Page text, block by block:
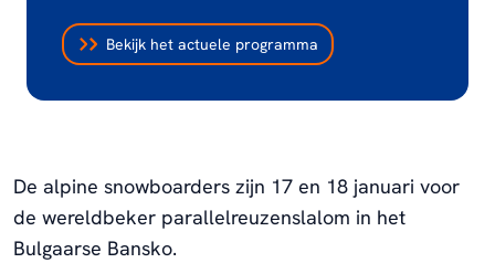
Bekijk het actuele programma
De alpine snowboarders zijn 17 en 18 januari voor
de wereldbeker parallelreuzenslalom in het
Bulgaarse Bansko.